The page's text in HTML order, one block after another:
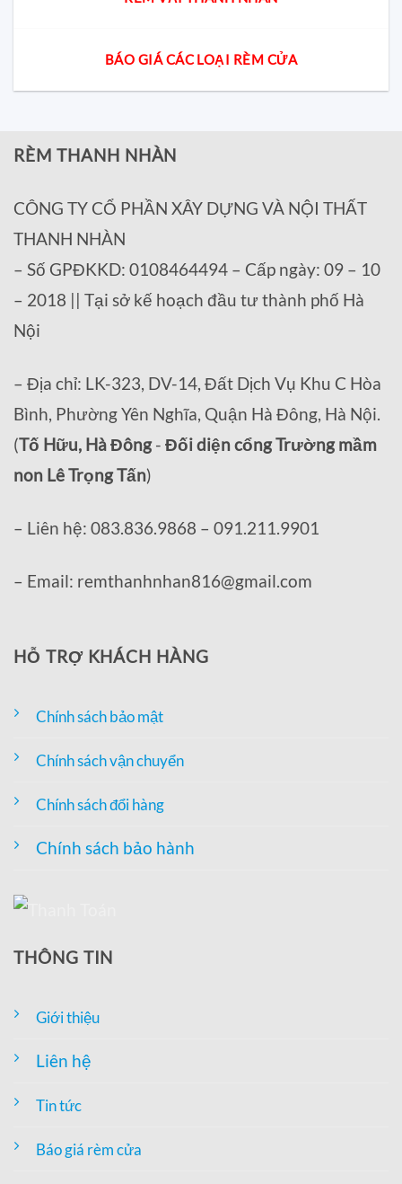
BÁO GIÁ CÁC LOẠI RÈM CỬA
RÈM THANH NHÀN
CÔNG TY CỔ PHẦN XÂY DỰNG VÀ NỘI THẤT
THANH NHÀN
– Số GPĐKKD: 0108464494 – Cấp ngày: 09 – 10
– 2018 || Tại sở kế hoạch đầu tư thành phố Hà
Nội
– Địa chỉ: LK-323, DV-14, Đất Dịch Vụ Khu C Hòa
Bình, Phường Yên Nghĩa, Quận Hà Đông, Hà Nội.
(Tố Hữu, Hà Đông- Đối diện cổng Trường mầm
non Lê Trọng Tấn)
– Liên hệ: 083.836.9868 – 091.211.9901
– Email: remthanhnhan816@gmail.com
HỖ TRỢ KHÁCH HÀNG
Chính sách bảo mật
Chính sách vận chuyển
Chính sách đổi hàng
Chính sách bảo hành
THÔNG TIN
Giới thiệu
Liên hệ
Tin tức
Báo giá rèm cửa